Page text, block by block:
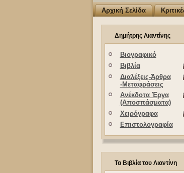
Αρχική Σελίδα
Δημήτρης Λιαντίνης
Βιογραφικό
Βιβλία
Διαλέξεις-Άρθρα
-Μεταφράσεις
Ανέκδοτα Έργα
(Αποσπάσματα)
Χειρόγραφα
Επιστολογραφία
Τα Βιβλία του Λιαντίνη